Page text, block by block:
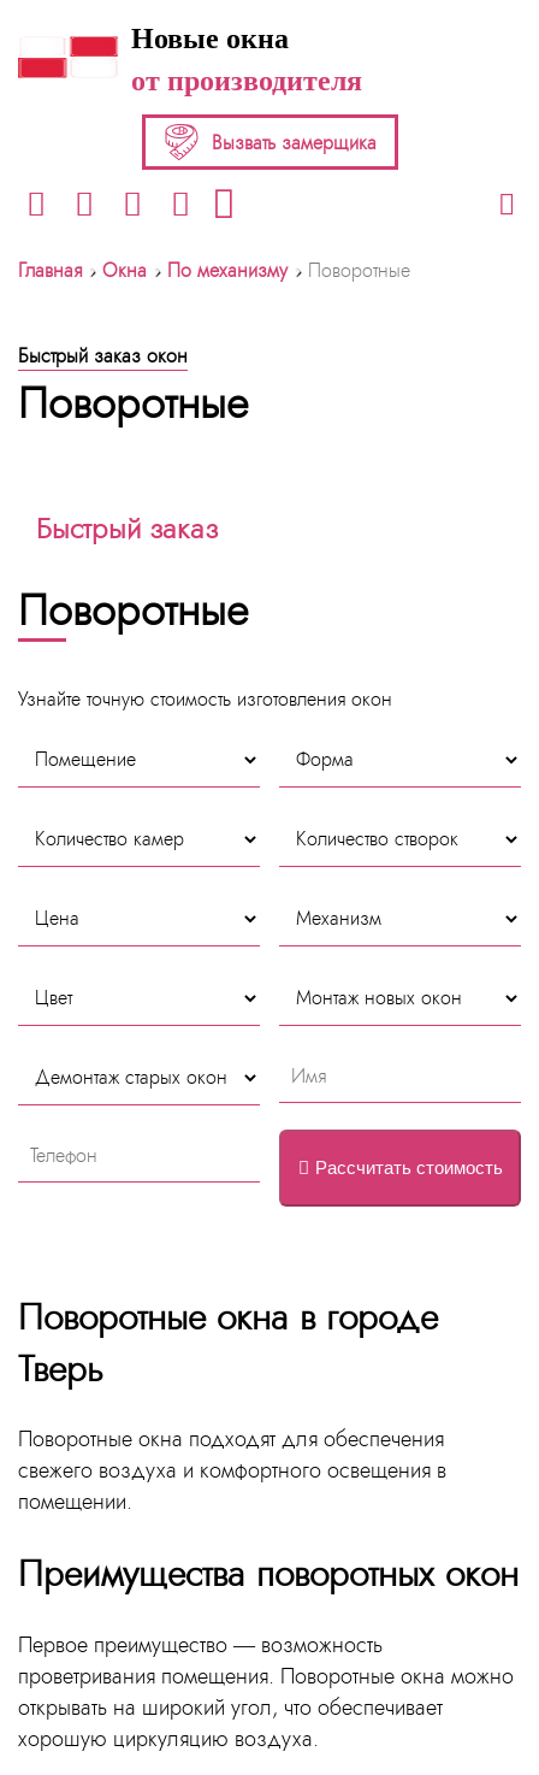
Новые окна
от производителя
Вызвать замерщика
Главная › Окна › По механизму › Поворотные
Быстрый заказ окон
Поворотные
Быстрый заказ
Поворотные
Узнайте точную стоимость изготовления окон
Рассчитать стоимость
Поворотные окна в городе
Тверь
Поворотные окна подходят для обеспечения
свежего воздуха и комфортного освещения в
помещении.
Преимущества поворотных окон
Первое преимущество — возможность
проветривания помещения. Поворотные окна можно
открывать на широкий угол, что обеспечивает
хорошую циркуляцию воздуха.